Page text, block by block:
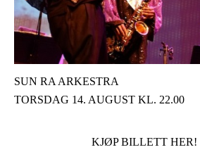
SUN RA ARKESTRA
TORSDAG 14. AUGUST KL. 22.00
KJØP BILLETT HER!